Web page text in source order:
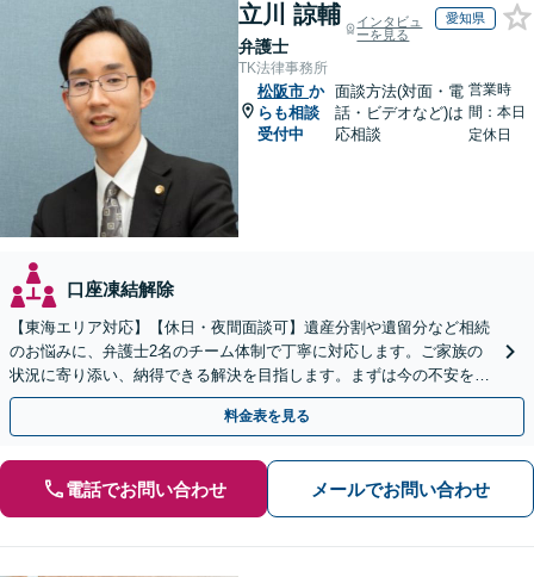
立川 諒輔
弁護士
インタビュ
ーを見る
愛知県
TK法律事務所
松阪市 か
らも相談
受付中
面談方法(対面・電
話・ビデオなど)は
応相談
営業時
間：本日
定休日
口座凍結解除
【東海エリア対応】【休日・夜間面談可】遺産分割や遺留分など相続
のお悩みに、弁護士2名のチーム体制で丁寧に対応します。ご家族の
状況に寄り添い、納得できる解決を目指します。まずは今の不安をお
聞かせください【メール・WEB相談可】
料金表を見る
電話でお問い合わせ メールでお問い合わせ